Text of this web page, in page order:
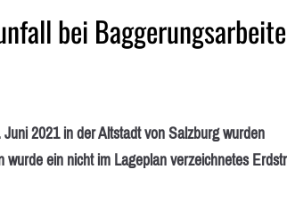
bei
2021 in der Altstadt von Salzburg wurden
ein nicht im Lageplan verzeichnetes